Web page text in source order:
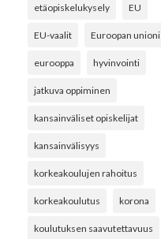
etäopiskelukysely EU
EU-vaalit Euroopan unioni
eurooppa hyvinvointi
jatkuva oppiminen
kansainväliset opiskelijat
kansainvälisyys
korkeakoulujen rahoitus
korkeakoulutus korona
koulutuksen saavutettavuus